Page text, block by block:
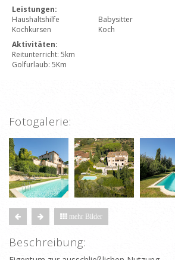
Leistungen:
Haushaltshilfe
Babysitter
Kochkursen
Koch
Aktivitäten:
Reitunterricht: 5km
Golfurlaub: 5Km
Fotogalerie:
mehr Bilder
Beschreibung: